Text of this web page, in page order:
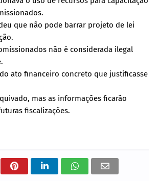
que não pode barrar projeto de lei
não é considerada ilegal
ato financeiro concreto que justificasse
mas as informações ficarão
fiscalizações.